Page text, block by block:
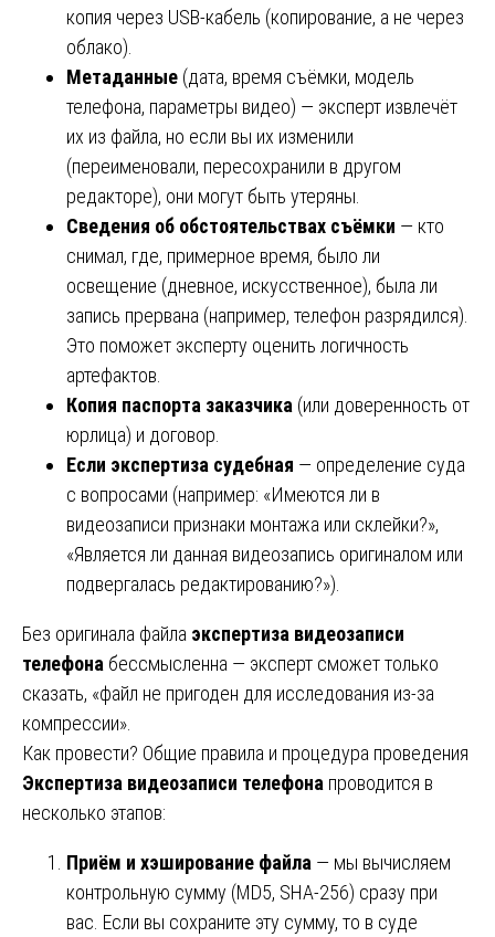
копия через USB-кабель (копирование, а не через
облако).
Метаданные (дата, время съёмки, модель
телефона, параметры видео) — эксперт извлечёт
их из файла, но если вы их изменили
(переименовали, пересохранили в другом
редакторе), они могут быть утеряны.
Сведения об обстоятельствах съёмки — кто
снимал, где, примерное время, было ли
освещение (дневное, искусственное), была ли
запись прервана (например, телефон разрядился).
Это поможет эксперту оценить логичность
артефактов.
Копия паспорта заказчика (или доверенность от
юрлица) и договор.
Если экспертиза судебная — определение суда
с вопросами (например: «Имеются ли в
видеозаписи признаки монтажа или склейки?»,
«Является ли данная видеозапись оригиналом или
подвергалась редактированию?»).
Без оригинала файла экспертиза видеозаписи
телефона бессмысленна — эксперт сможет только
сказать, «файл не пригоден для исследования из-за
компрессии».
Как провести? Общие правила и процедура проведения
Экспертиза видеозаписи телефона проводится в
несколько этапов:
Приём и хэширование файла — мы вычисляем
контрольную сумму (MD5, SHA-256) сразу при
вас. Если вы сохраните эту сумму, то в суде